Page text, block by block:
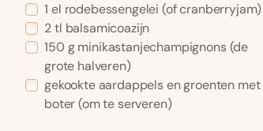
1 el rodebessengelei (of cranberryjam)
2tl balsamicoazijn
150 g minikastanjechampignons(de
grote halveren)
gekookte aardappels en groenten met
boter(om te serveren)